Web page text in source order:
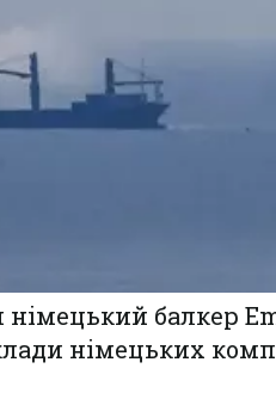
німецький балкер
німецьких